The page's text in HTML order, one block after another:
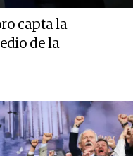
capta la
de la